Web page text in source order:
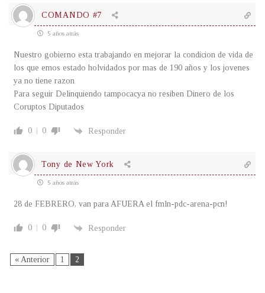
COMANDO #7
5 años atrás
Nuestro gobierno esta trabajando en mejorar la condicion de vida de
los que emos estado holvidados por mas de 190 años y los jovenes
ya no tiene razon
Para seguir Delinquiendo tampocacya no resiben Dinero de los
Coruptos Diputados
0 0 Responder
Tony de New York
5 años atrás
28 de FEBRERO, van para AFUERA el fmln-pdc-arena-pcn!
0 0 Responder
« Anterior 1 2